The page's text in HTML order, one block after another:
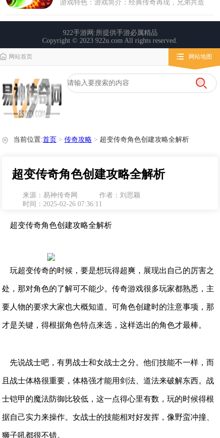
网站首页 网站地图
栏目导航
微变传奇
传奇攻略
心得玩法
当前位置:首页 > 传奇攻略 > 超变传奇角色创建攻略全解析
超变传奇角色创建攻略全解析
来源：易神传奇网
作者：刘思颖
时间：2025-02-26 07:36:11
超变传奇角色创建攻略全解析
玩超变传奇的时候，要是想玩得超爽，展现出自己的厉害之
处，那对角色的了解可不能少。传奇游戏很多玩家都熟悉，主
要人物的要求大家也大概知道。可角色创建时的注意事项，那
才是关键，得根据角色特点来选，这样选出的角色才最棒。
先说战士吧，有男战士和女战士之分。他们技能不一样，而
且战士体格很重要，体格强才能用剑法、道法来破解东西。战
士铠甲的魔法防御比较低，这一点得心里有数，玩的时候得根
据自己实力来操作。女战士的技能相对好发挥，像野蛮冲撞、
狮子吼都很不错。